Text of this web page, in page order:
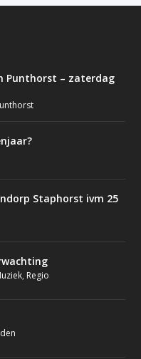
Punthorst – zaterdag
Staphorst ivm 25
, Regio